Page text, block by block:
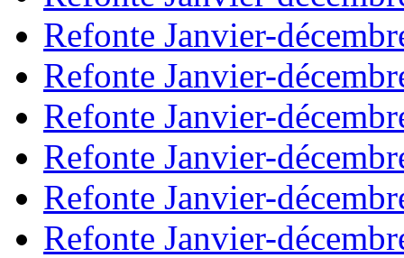
Refonte Janvier-
Refonte Janvier-
Refonte Janvier-
Refonte Janvier-
Refonte Janvier-
Refonte Janvier-